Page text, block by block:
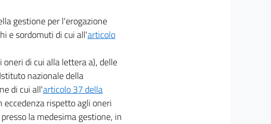
gestione per l'erogazione
e sordomuti di cui all'articolo
di cui alla lettera a), delle
nazionale della
di cui all'articolo 37 della
eccedenza rispetto agli oneri
la medesima gestione, in